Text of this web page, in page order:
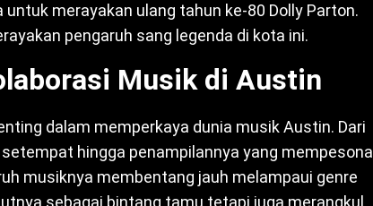
merayakan ulang tahun ke-80 Dolly Parton.
pengaruh sang legenda di kota ini.
Musik di Austin
dalam memperkaya dunia musik Austin. Dari
hingga penampilannya yang mempesona
musiknya membentang jauh melampaui genre
sebagai bintang tamu tetapi juga merangkul